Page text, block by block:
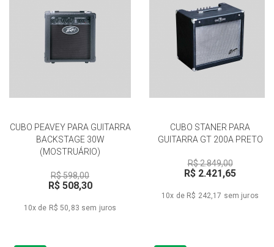
CUBO PEAVEY PARA GUITARRA
BACKSTAGE 30W
(MOSTRUÁRIO)
R$ 598,00
R$ 508,30
10x de R$ 50,83 sem juros
CUBO STANER PARA
GUITARRA GT 200A PRETO
R$ 2.849,00
R$ 2.421,65
10x de R$ 242,17 sem juros